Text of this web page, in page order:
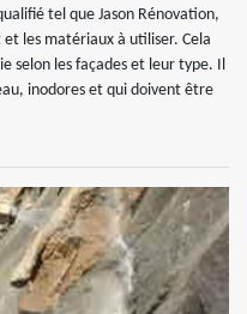
tel que Jason Rénovation,
les matériaux à utiliser. Cela
selon les façades et leur type. Il
inodores et qui doivent être